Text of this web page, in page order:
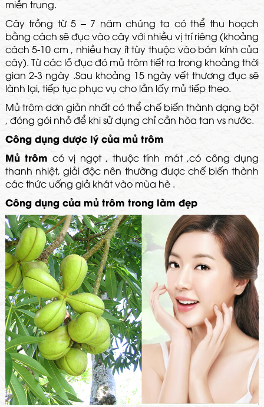
miền trung.
Cây trồng từ 5 – 7 năm chúng ta có thể thu hoạch
bằng cách sẽ đục vào cây với nhiều vị trí riêng (khoảng
cách 5-10 cm , nhiều hay ít tùy thuộc vào bán kính của
cây). Từ các lỗ đục đó mủ trôm tiết ra trong khoảng thời
gian 2-3 ngày .Sau khoảng 15 ngày vết thương đục sẽ
lành lại, tiếp tục phục vụ cho lần lấy mủ tiếp theo.
Mủ trôm dơn giản nhất có thể chế biến thành dạng bột
, đóng gói nhỏ để khi sử dụng chỉ cần hòa tan vs nước.
Công dụng dược lý của mủ trôm
Mủ trôm có vị ngọt , thuộc tính mát ,có công dụng
thanh nhiệt, giải độc nên thường được chế biến thành
các thức uống giả khát vào mùa hè .
Công dụng của mủ trôm trong làm đẹp